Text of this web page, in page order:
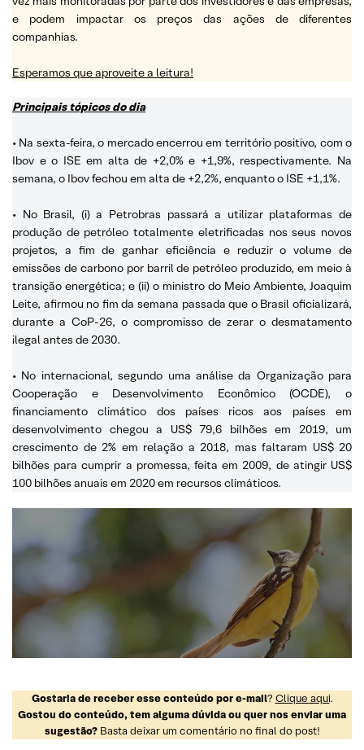
e podem impactar os preços das ações de diferentes
companhias.
Esperamos que aproveite a leitura!
Principais tópicos do dia
• Na sexta-feira, o mercado encerrou em território positivo, com o
Ibov e o ISE em alta de +2,0% e +1,9%, respectivamente. Na
semana, o Ibov fechou em alta de +2,2%, enquanto o ISE +1,1%.
• No Brasil, (i) a Petrobras passará a utilizar plataformas de
produção de petróleo totalmente eletrificadas nos seus novos
projetos, a fim de ganhar eficiência e reduzir o volume de
emissões de carbono por barril de petróleo produzido, em meio à
transição energética; e (ii) o ministro do Meio Ambiente, Joaquim
Leite, afirmou no fim da semana passada que o Brasil oficializará,
durante a CoP-26, o compromisso de zerar o desmatamento
ilegal antes de 2030.
• No internacional, segundo uma análise da Organização para
Cooperação e Desenvolvimento Econômico (OCDE), o
financiamento climático dos países ricos aos países em
desenvolvimento chegou a US$ 79,6 bilhões em 2019, um
crescimento de 2% em relação a 2018, mas faltaram US$ 20
bilhões para cumprir a promessa, feita em 2009, de atingir US$
100 bilhões anuais em 2020 em recursos climáticos.
Gostaria de receber esse conteúdo por e-mail? Clique aqui.
Gostou do conteúdo, tem alguma dúvida ou quer nos enviar uma
sugestão?Basta deixar um comentário no final do post!